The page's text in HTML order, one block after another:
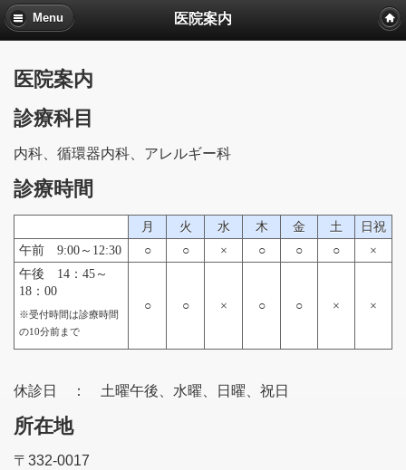
Menu 医院案内
医院案内
診療科目
内科、循環器内科、アレルギー科
診療時間
月 火 水 木 金 土
日祝
午前 9:00～12:30
○ ○ × ○ ○ ○
×
午後 14：45～
18：00
※受付時間は診療時間
の10分前まで
○ ○ × ○ ○ × ×
休診日 ： 土曜午後、水曜、日曜、祝日
所在地
〒332-0017